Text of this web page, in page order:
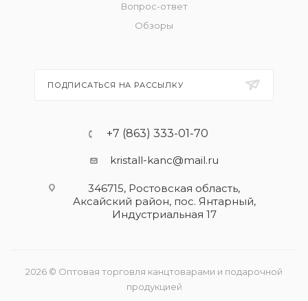
Вопрос-ответ
Обзоры
ПОДПИСАТЬСЯ НА РАССЫЛКУ
+7 (863) 333-01-70
kristall-kanc@mail.ru
346715, Ростовская область​,
Аксайский район, пос. Янтарный,
Индустриальная 17
2026 © Оптовая торговля канцтоварами и подарочной
продукцией